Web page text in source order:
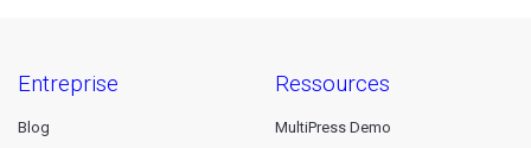
entreprise
Blog
ressources
MultiPress Demo